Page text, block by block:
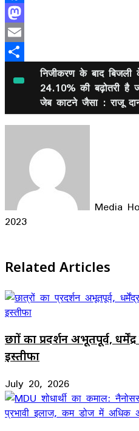
Facebook
Mastodon
Email
निजीकरण के बाद
24.10% की बढ़ोतरी है
जेब काटने जैसा : राजू
Media
2023
Related Articles
छात्रों का प्रदर्शन अभूतपूर्व,
इस्तीफा
July 20, 2026